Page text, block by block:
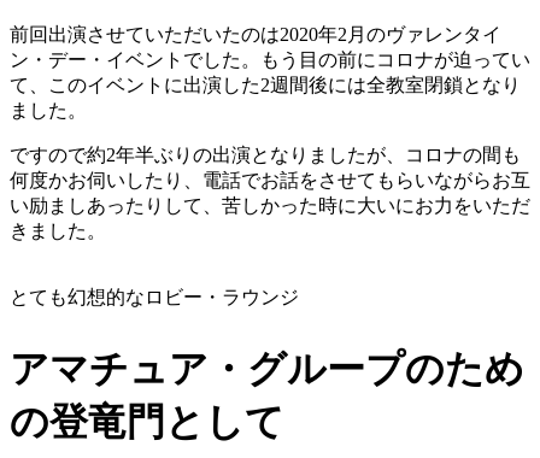
前回出演させていただいたのは2020年2月のヴァレンタイ
ン・デー・イベントでした。もう目の前にコロナが迫ってい
て、このイベントに出演した2週間後には全教室閉鎖となり
ました。
ですので約2年半ぶりの出演となりましたが、コロナの間も
何度かお伺いしたり、電話でお話をさせてもらいながらお互
い励ましあったりして、苦しかった時に大いにお力をいただ
きました。
とても幻想的なロビー・ラウンジ
アマチュア・グループのため
の登竜門として